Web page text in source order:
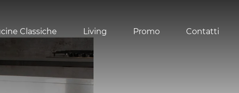
Classiche Living Promo Contatti